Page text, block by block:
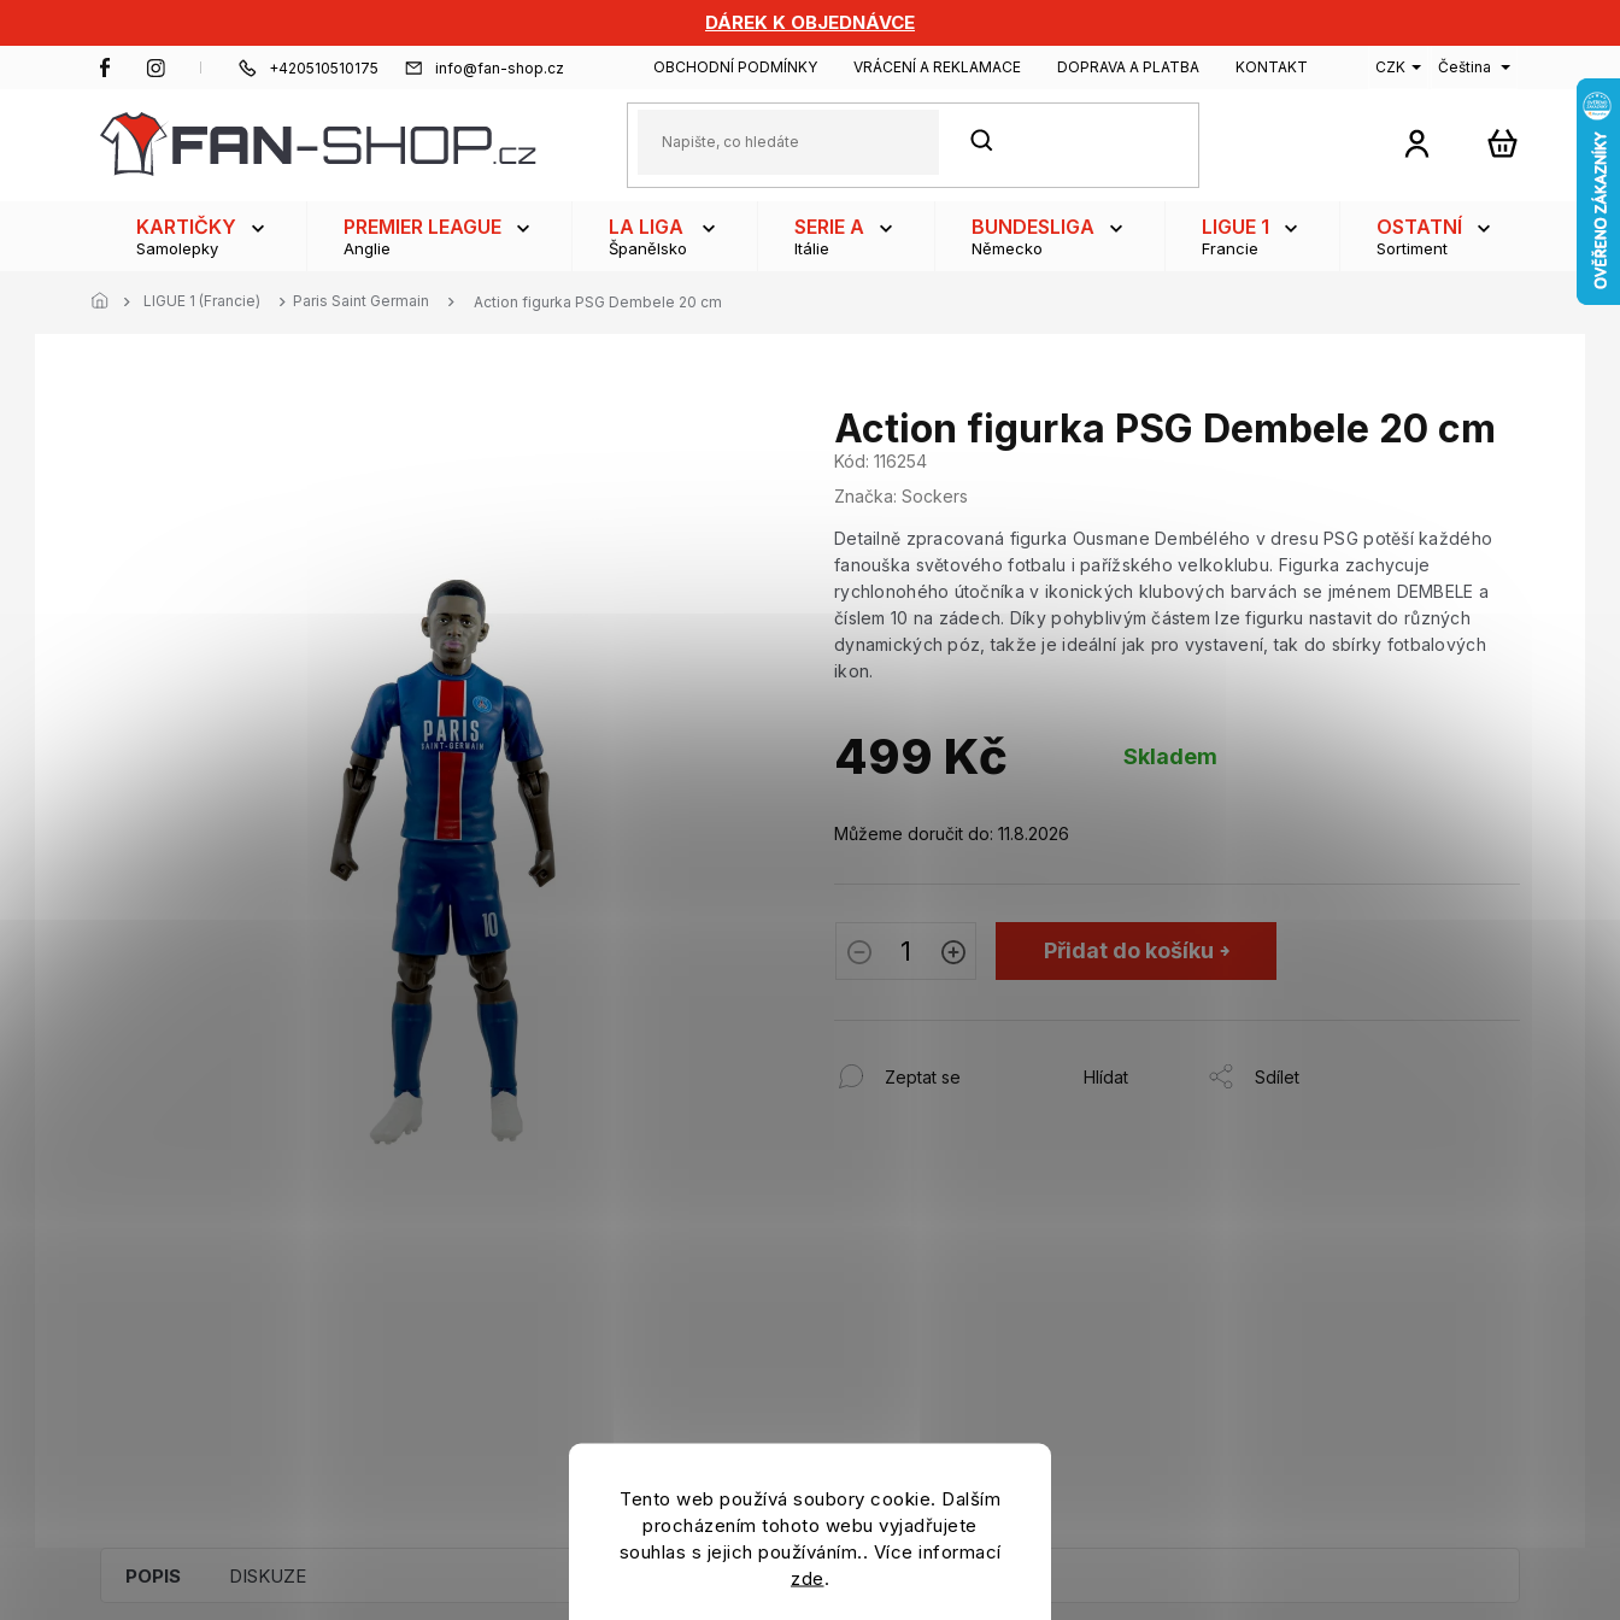
Tento web používá soubory cookie. Dalším
procházením tohoto webu vyjadřujete
souhlas s jejich používáním.. Více informací
zde.
DÁREK K OBJEDNÁVCE
+420510510175 info@fan-shop.cz OBCHODNÍ PODMÍNKY VRÁCENÍ A REKLAMACE DOPRAVA A PLATBA KONTAKT CZK Čeština
HLEDAT
NÁKUPNÍ
KARTIČKY
Samolepky
PREMIER LEAGUE
Anglie
LA LIGA
Španělsko
SERIE A
Itálie
BUNDESLIGA
Německo
LIGUE 1
Francie
OSTATNÍ
Sortiment
LIGUE 1 (Francie) Paris Saint Germain Action figurka PSG Dembele 20 cm
Action figurka PSG Dembele 20 cm
Kód: 116254
Značka: Sockers
Detailně zpracovaná figurka Ousmane Dembélého v dresu PSG potěší každého
fanouška světového fotbalu i pařížského velkoklubu. Figurka zachycuje
rychlonohého útočníka v ikonických klubových barvách se jménem DEMBELE a
číslem 10 na zádech. Díky pohyblivým částem lze figurku nastavit do různých
dynamických póz, takže je ideální jak pro vystavení, tak do sbírky fotbalových
ikon.
499 Kč
cena:
Skladem
Můžeme doručit do: 11.8.2026
Přidat do košíku
Zeptat se Hlídat Sdílet
POPIS DISKUZE